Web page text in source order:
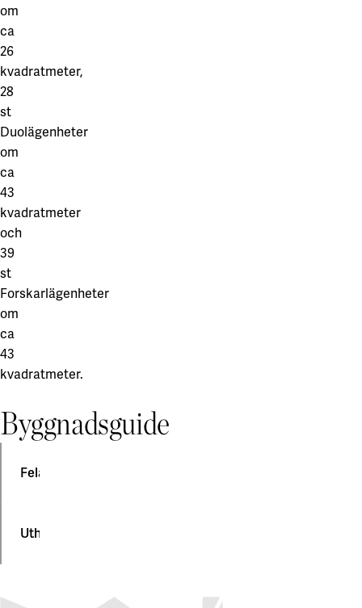
om
ca
26
kvadratmeter,
28
st
Duolägenheter
om
ca
43
kvadratmeter
och
39
st
Forskarlägenheter
om
ca
43
kvadratmeter.
Byggnadsguide
Felanmälan
Felanmälningar
Uthyning